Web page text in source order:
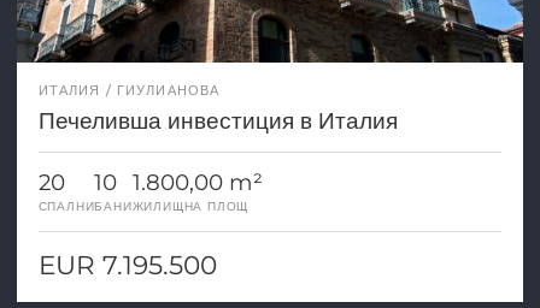
ИТАЛИЯ ГИУЛИАНОВА
Печеливша инвестиция в Италия
20
СПАЛНИ
10
БАНИ
1.800,00 m²
ЖИЛИЩНА ПЛОЩ
EUR 7.195.500